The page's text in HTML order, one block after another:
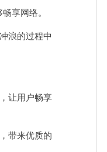
享网络。
浪的过程中
让用户畅享
带来优质的